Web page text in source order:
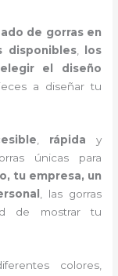
de gorras en
disponibles,
los
el diseño
a diseñar tu
rápida y
únicas para
tu empresa, un
, las gorras
de mostrar tu
colores,